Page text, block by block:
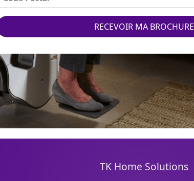
RECEVOIR MA BROCHURE
TK Home Solutions